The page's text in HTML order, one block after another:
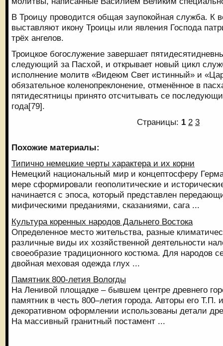
В Троицу проводится общая заупокойная служба. К
выставляют икону Троицы или явления Господа
трёх ангелов.
Троицкое богослужение завершает
следующий за Пасхой, и открывает новый цикл
исполнение молитв «Видеюм Свет истинный» и
обязательное коленопреклонение, отменённое в
пятидесятницы принято отсчитывать се
года[79].
Страницы: 1 2 3
Похожие материалы:
Типично немецкие черты характера и их корни
Немецкий национальный мир и концептосферу
мере сформировали геополитические и
начинается с эпоса, который представлен
мифическими преданиями, сказаниями, сага ...
Культура коренных народов Дальнего Востока
Определенное место жительства, разные
различные виды их хозяйственной деятельности
своеобразие традиционного костюма. Для народов
двойная меховая одежда глух ...
Памятник 800-летия Вологды
На Ленивой площадке – бывшем центре древнего
памятник в честь 800–летия города. Авторы его Т.П.
декоративном оформлении использованы детали
На массивный гранитный постамент ...